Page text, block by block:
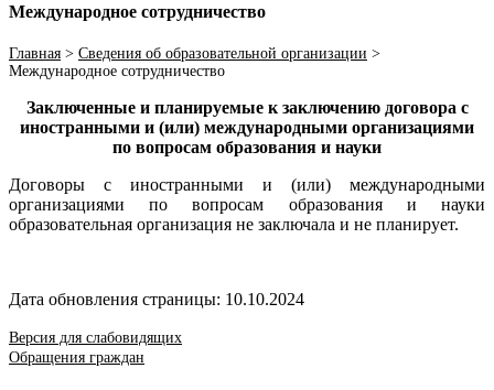
Международное сотрудничество
Главная > Сведения об образовательной организации >
Международное сотрудничество
Заключенные и планируемые к заключению договора с
иностранными и (или) международными организациями
по вопросам образования и науки
Договоры с иностранными и (или) международными
организациями по вопросам образования и науки
образовательная организация не заключала и не планирует.
Дата обновления страницы: 10.10.2024
Версия для слабовидящих
Обращения граждан